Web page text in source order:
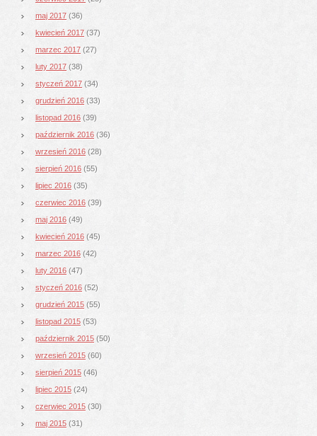
maj 2017 (36)
kwiecień 2017 (37)
marzec 2017 (27)
luty 2017 (38)
styczeń 2017 (34)
grudzień 2016 (33)
listopad 2016 (39)
październik 2016 (36)
wrzesień 2016 (28)
sierpień 2016 (55)
lipiec 2016 (35)
czerwiec 2016 (39)
maj 2016 (49)
kwiecień 2016 (45)
marzec 2016 (42)
luty 2016 (47)
styczeń 2016 (52)
grudzień 2015 (55)
listopad 2015 (53)
październik 2015 (50)
wrzesień 2015 (60)
sierpień 2015 (46)
lipiec 2015 (24)
czerwiec 2015 (30)
maj 2015 (31)